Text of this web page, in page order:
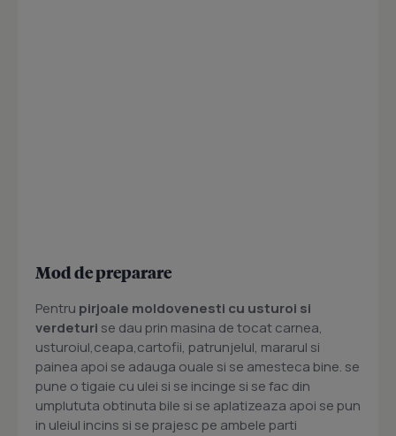
Mod de preparare
Pentru pirjoale moldovenesti cu usturoi si
verdeturi se dau prin masina de tocat carnea,
usturoiul,ceapa,cartofii, patrunjelul, mararul si
painea apoi se adauga ouale si se amesteca bine. se
pune o tigaie cu ulei si se incinge si se fac din
umplututa obtinuta bile si se aplatizeaza apoi se pun
in uleiul incins si se prajesc pe ambele parti